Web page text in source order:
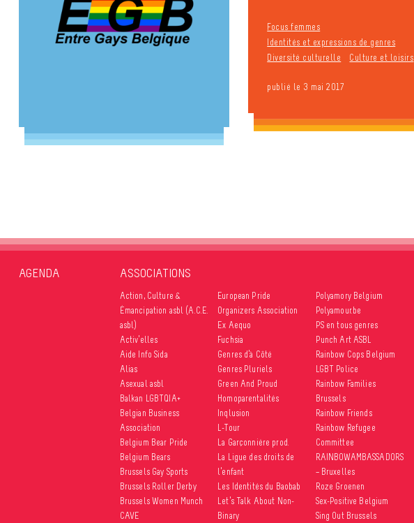
Focus femmes
Identités et expressions de genres
Diversité culturelle
Culture et loisirs
publié le 3 mai 2017
AGENDA ASSOCIATIONS
Action, Culture &
Émancipation asbl (A.C.E.
asbl)
Activ’elles
Aide Info Sida
Alias
Asexual asbl
Balkan LGBTQIA+
Belgian Business
Association
Belgium Bear Pride
Belgium Bears
Brussels Gay Sports
Brussels Roller Derby
Brussels Women Munch
CAVE
European Pride
Organizers Association
Ex Aequo
Fuchsia
Genres d’à Côté
Genres Pluriels
Green And Proud
Homoparentalités
Inqlusion
L-Tour
La Garçonnière prod.
La Ligue des droits de
l’enfant
Les Identités du Baobab
Let’s Talk About Non-
Binary
Polyamory Belgium
Polyamour.be
PS en tous genres
Punch Art ASBL
Rainbow Cops Belgium
LGBT Police
Rainbow Families
Brussels
Rainbow Friends
Rainbow Refugee
Committee
RAINBOWAMBASSADORS
– Bruxelles
Roze Groenen
Sex-Positive Belgium
Sing Out Brussels